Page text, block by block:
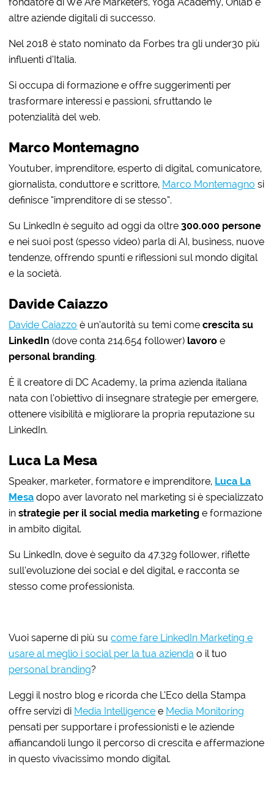
altre aziende digitali di successo.
Nel 2018 è stato nominato da Forbes tra gli under30 più
influenti d’Italia.
Si occupa di formazione e offre suggerimenti per
trasformare interessi e passioni, sfruttando le
potenzialità del web.
Marco Montemagno
Youtuber, imprenditore, esperto di digital, comunicatore,
giornalista, conduttore e scrittore, Marco Montemagno si
definisce “imprenditore di se stesso”.
Su LinkedIn è seguito ad oggi da oltre300.000 persone
e nei suoi post (spesso video) parla di AI, business, nuove
tendenze, offrendo spunti e riflessioni sul mondo digital
e la società.
Davide Caiazzo
Davide Caiazzo è un’autorità su temi comecrescita su
LinkedIn(dove conta 214.654 follower) lavoroe
personal branding.
È il creatore di DC Academy, la prima azienda italiana
nata con l’obiettivo di insegnare strategie per emergere,
ottenere visibilità e migliorare la propria reputazione su
LinkedIn.
Luca La Mesa
Speaker, marketer, formatore e imprenditore, Luca La
Mesa dopo aver lavorato nel marketing si è specializzato
instrategie per il social media marketing e formazione
in ambito digital.
Su LinkedIn, dove è seguito da47.329 follower, riflette
sull’evoluzione dei social e del digital, e racconta se
stesso come professionista.
Vuoi saperne di più sucome fare LinkedIn Marketing e
usare al meglio i social per la tua azienda o il tuo
personal branding?
Leggi il nostro blog e ricorda che L’Eco della Stampa
offre servizi di Media Intelligence e Media Monitoring
pensati per supportare i professionisti e le aziende
affiancandoli lungo il percorso di crescita e affermazione
in questo vivacissimo mondo digital.